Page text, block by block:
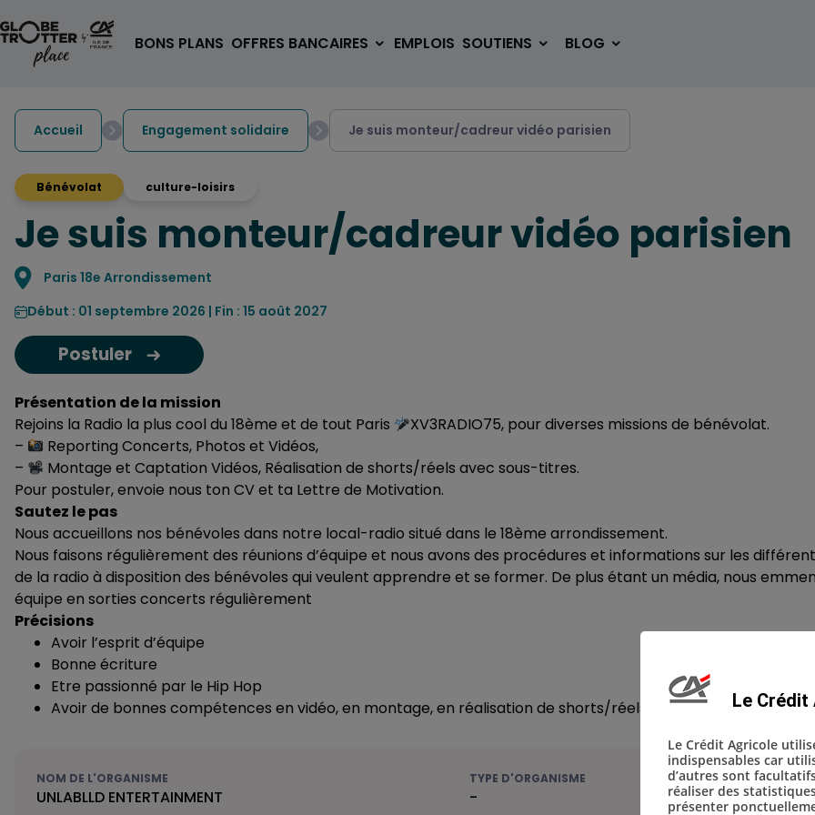
BONS PLANS OFFRES BANCAIRES EMPLOIS SOUTIENS BLOG
A PARTIR DE 3€
1 carte, 0 frais à l'étranger
pour les 18/30 ans
OUVRIR UN COMPTE
ÉTUDIER
Accueil Engagement solidaire Je suis monteur/cadreur vidéo parisien
Bénévolat culture-loisirs
Je suis monteur/cadreur vidéo parisien
Localisation
Paris 18e Arrondissement
Début : 01 septembre 2026 | Fin : 15 août 2027
Postuler
Présentation de la mission
Rejoins la Radio la plus cool du 18ème et de tout Paris
XV3RADIO75, pour diverses missions de bénévolat.
–
Reporting Concerts, Photos et Vidéos,
–
Montage et Captation Vidéos, Réalisation de shorts/réels avec sous-titres.
Pour postuler, envoie nous ton CV et ta Lettre de Motivation.
Sautez le pas
Nous accueillons nos bénévoles dans notre local-radio situé dans le 18ème arrondissement.
Nous faisons régulièrement des réunions d’équipe et nous avons des procédures et informations sur les
de la radio à disposition des bénévoles qui veulent apprendre et se former. De plus étant un média, nous
équipe en sorties concerts régulièrement
Précisions
Avoir l’esprit d’équipe
Bonne écriture
Etre passionné par le Hip Hop
Avoir de bonnes compétences en vidéo, en montage, en réalisation de shorts/réels avec sous-titres
NOM DE L'ORGANISME
UNLABLLD ENTERTAINMENT
TYPE D'ORGANISME
-
Le
Le Crédit Agricole
indispensables car
d’autres sont
réaliser des
présenter